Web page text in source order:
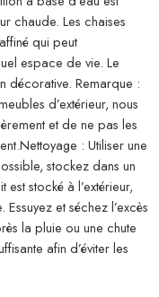
chaude. Les chaises
qui peut
espace de vie. Le
décorative. Remarque :
d’extérieur, nous
et de ne pas les
: Utiliser une
stockez dans un
stocké à l’extérieur,
et séchez l’excès
la pluie ou une chute
afin d’éviter les